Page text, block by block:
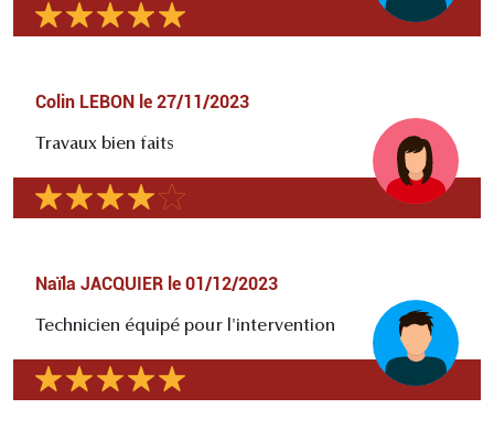
Colin LEBON le 27/11/2023
Travaux bien faits
Naïla JACQUIER le 01/12/2023
Technicien équipé pour l'intervention